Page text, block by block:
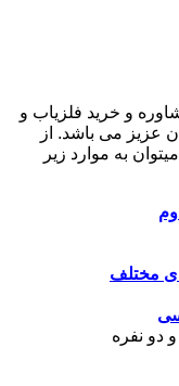
و خرید فلزیاب و
عزیز می باشد. از
به موارد زیر
مختلف
دو نفره